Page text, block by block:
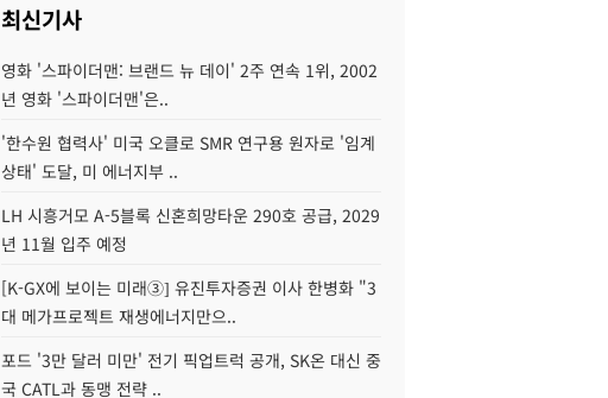
최신기사
영화 '스파이더맨: 브랜드 뉴 데이' 2주 연속 1위, 2002
년 영화 '스파이더맨'은..
'한수원 협력사' 미국 오클로 SMR 연구용 원자로 '임계
상태' 도달, 미 에너지부 ..
LH 시흥거모 A-5블록 신혼희망타운 290호 공급, 2029
년 11월 입주 예정
[K-GX에 보이는 미래③] 유진투자증권 이사 한병화 "3
대 메가프로젝트 재생에너지만으..
포드 '3만 달러 미만' 전기 픽업트럭 공개, SK온 대신 중
국 CATL과 동맹 전략 ..